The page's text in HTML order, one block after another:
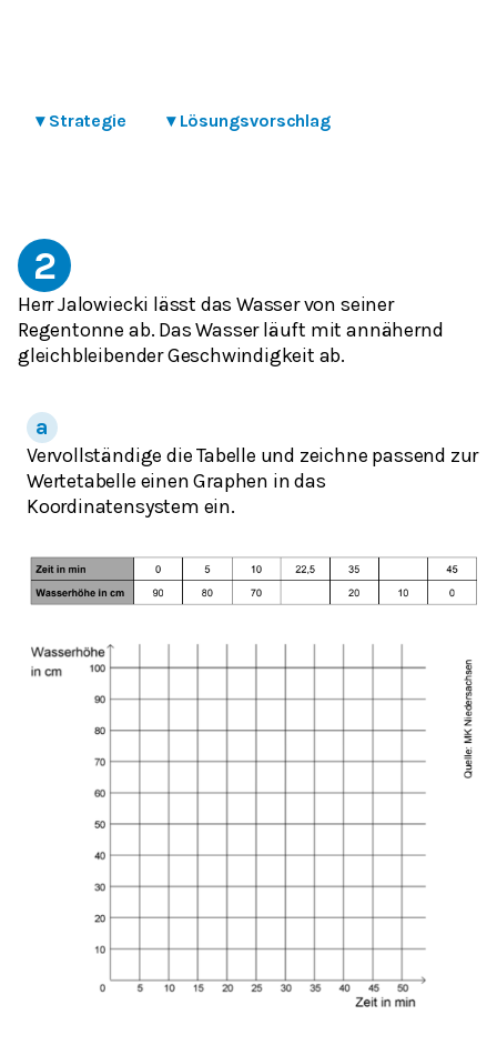
▾ Strategie ▾ Lösungsvorschlag
2
Herr Jalowiecki lässt das Wasser von seiner
Regentonne ab. Das Wasser läuft mit annähernd
gleichbleibender Geschwindigkeit ab.
Vervollständige die Tabelle und zeichne passend zur
Wertetabelle einen Graphen in das
Koordinatensystem ein.